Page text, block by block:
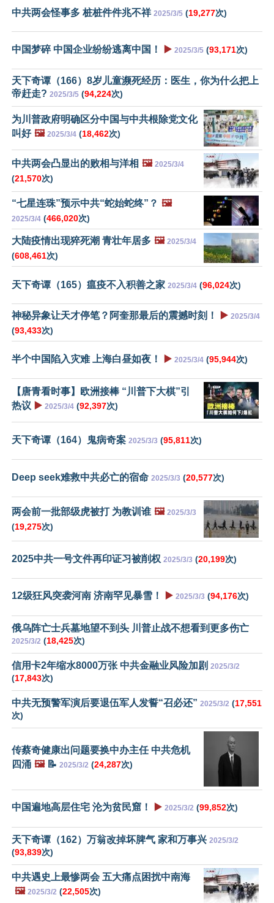
中共两会怪事多 桩桩件件兆不祥 2025/3/5 (19,277次)
中国梦碎 中国企业纷纷逃离中国！ ▶️ 2025/3/5 (93,171次)
天下奇谭（166）8岁儿童濒死经历：医生，你为什么把上
帝赶走? 2025/3/5 (94,224次)
为川普政府明确区分中国与中共根除党文化
叫好 🖼️ 2025/3/4 (18,462次)
中共两会凸显出的败相与洋相 🖼️ 2025/3/4
(21,570次)
“七星连珠”预示中共“蛇始蛇终”？ 🖼️
2025/3/4 (466,020次)
大陆疫情出现猝死潮 青壮年居多 🖼️ 2025/3/4
(608,461次)
天下奇谭（165）瘟疫不入积善之家 2025/3/4 (96,024次)
神秘异象让天才停笔？阿奎那最后的震撼时刻！ ▶️ 2025/3/4
(93,433次)
半个中国陷入灾难 上海白昼如夜！ ▶️ 2025/3/4 (95,944次)
【唐青看时事】欧洲接棒 “川普下大棋”引
热议 ▶️ 2025/3/4 (92,397次)
天下奇谭（164）鬼病奇案 2025/3/3 (95,811次)
Deep seek难救中共必亡的宿命 2025/3/3 (20,577次)
两会前一批部级虎被打 为教训谁 🖼️ 2025/3/3
(19,275次)
2025中共一号文件再印证习被削权 2025/3/3 (20,199次)
12级狂风突袭河南 济南罕见暴雪！ ▶️ 2025/3/3 (94,176次)
俄乌阵亡士兵墓地望不到头 川普止战不想看到更多伤亡
2025/3/2 (18,425次)
信用卡2年缩水8000万张 中共金融业风险加剧 2025/3/2
(17,843次)
中共无预警军演后要退伍军人发誓“召必还” 2025/3/2 (17,551
次)
传蔡奇健康出问题要换中办主任 中共危机
四涌 🖼️📝 2025/3/2 (24,287次)
中国遍地高层住宅 沦为贫民窟！ ▶️ 2025/3/2 (99,852次)
天下奇谭（162）万翁改掉坏脾气 家和万事兴 2025/3/2
(93,839次)
中共遇史上最惨两会 五大痛点困扰中南海
🖼️ 2025/3/2 (22,505次)